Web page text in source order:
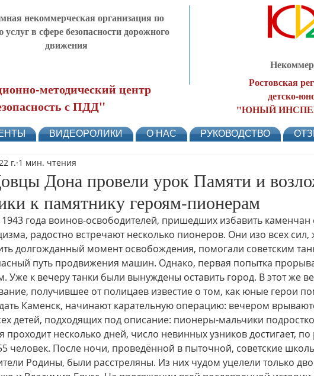
некоммерческая организация по
услуг в сфере безопасности дорожного
движения
методический центр
с ПДД"
Ростовская
детско-
"ЮНЫЙ
ВИДЕОРОЛИКИ О НАС РУКОВОДСТВО
Дона провели урок Памяти и
к памятнику героям-пионерам
г. 1 мин. чтения
года воинов-освободителей, пришедших избавить каменчан
радостно встречают несколько пионеров. Они изо всех сил,
долгожданный момент освобождения, помогали советским
путь продвижения машин. Однако, первая попытка
Уже к вечеру танки были вынуждены оставить город. В этот же
получившее от полицаев известие о том, как юные герои
Каменск, начинают карательную операцию: вечером
детей, подходящих под описание: пионеры-мальчики
проходит несколько дней, число невинных узников достигает,
человек. После ночи, проведённой в пыточной, советские
Родины, были расстреляны. Из них чудом уцелели только